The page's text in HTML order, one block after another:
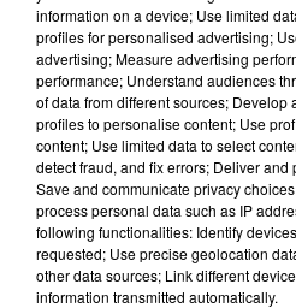
La compagnie Plume
êtes invités pour 5 journées
Plume Pourpre s’installe à
l’ensemble des spectacles
création mais aussi des
Bénéficiez d’ores et déjà du
spectacles à 30€.
information on a device; Use limited
profiles for personalised advertising;
advertising; Measure advertising
performance; Understand audiences
of data from different sources; Develop
profiles to personalise content; Use
content; Use limited data to select
detect fraud, and fix errors; Deliver
Save and communicate privacy
process personal data such as IP
following functionalities: Identify
requested; Use precise geolocation
other data sources; Link different
information transmitted automatically.